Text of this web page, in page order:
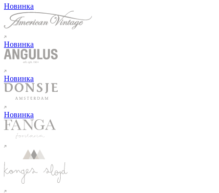
Новинка
Новинка
Новинка
Новинка